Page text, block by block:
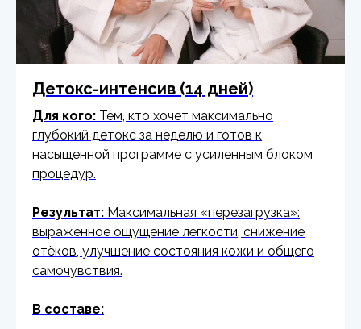
Детокс-интенсив (14 дней)
Для кого: Тем, кто хочет максимально
глубокий детокс за неделю и готов к
насыщенной программе с усиленным блоком
процедур.
Результат: Максимальная «перезагрузка»:
выраженное ощущение лёгкости, снижение
отёков, улучшение состояния кожи и общего
самочувствия.
В составе: